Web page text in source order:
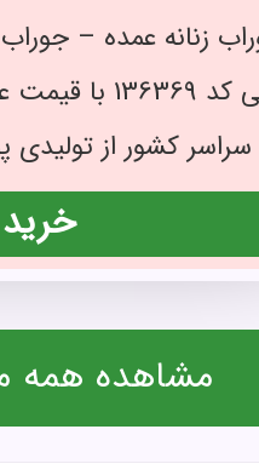
زنانه عمده –
سراسر کشور از
خرید
مشاهده همه